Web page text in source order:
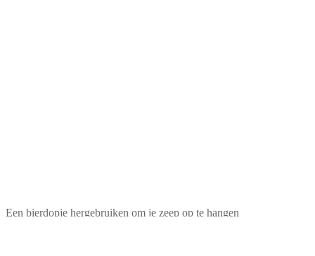
Een bierdopje hergebruiken om je zeep op te hangen